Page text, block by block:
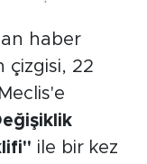
haber
çizgisi, 22
ile bir kez